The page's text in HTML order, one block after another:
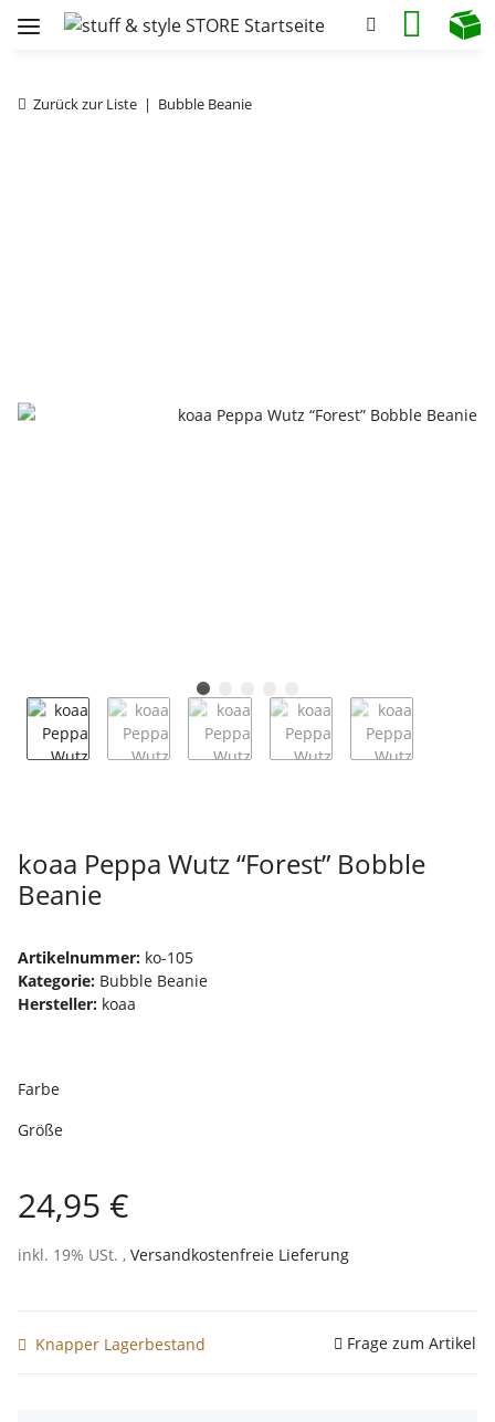
Zurück zur Liste Bubble Beanie
koaa Peppa Wutz “Forest” Bobble
Beanie
Artikelnummer: ko-105
Kategorie: Bubble Beanie
Hersteller: koaa
Farbe
Größe
24,95 €
inkl. 19% USt. , Versandkostenfreie Lieferung
Knapper Lagerbestand Frage zum Artikel